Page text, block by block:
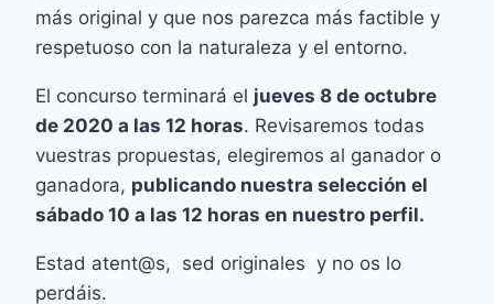
más original y que nos parezca más factible y
respetuoso con la naturaleza y el entorno.
El concurso terminará el jueves 8 de octubre
de 2020 a las 12 horas. Revisaremos todas
vuestras propuestas, elegiremos al ganador o
ganadora, publicando nuestra selección el
sábado 10 a las 12 horas en nuestro perfil.
Estad atent@s, sed originales y no os lo
perdáis.